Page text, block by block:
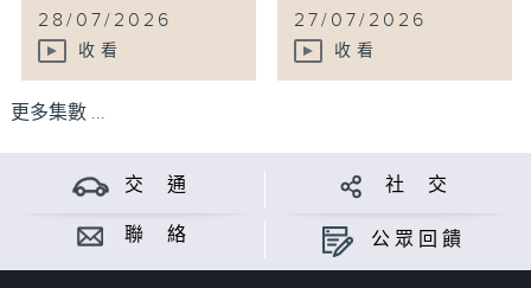
28/07/2026
收看
27/07/2026
收看
更多集數 ...
交 通 社 交
聯 絡 公眾回饋